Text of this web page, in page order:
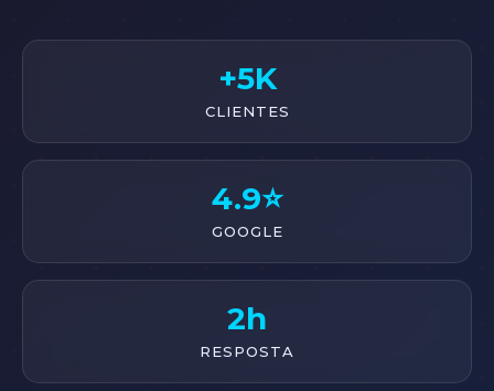
+5K
CLIENTES
4.9⭐
GOOGLE
2h
RESPOSTA